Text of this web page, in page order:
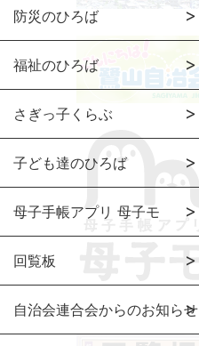
防災のひろば
福祉のひろば
さぎっ子くらぶ
子ども達のひろば
母子手帳アプリ 母子モ
回覧板
自治会連合会からのお知らせ